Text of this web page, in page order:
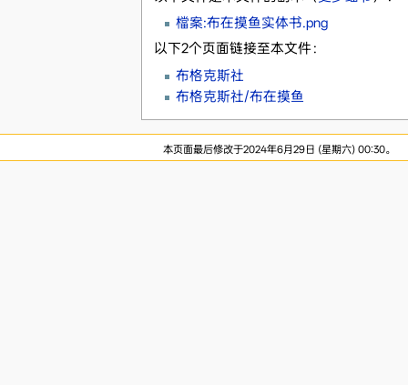
檔案:布在摸鱼实体书.png
以下2个页面链接至本文件：
布格克斯社
布格克斯社/布在摸鱼
本页面最后修改于2024年6月29日 (星期六) 00:30。